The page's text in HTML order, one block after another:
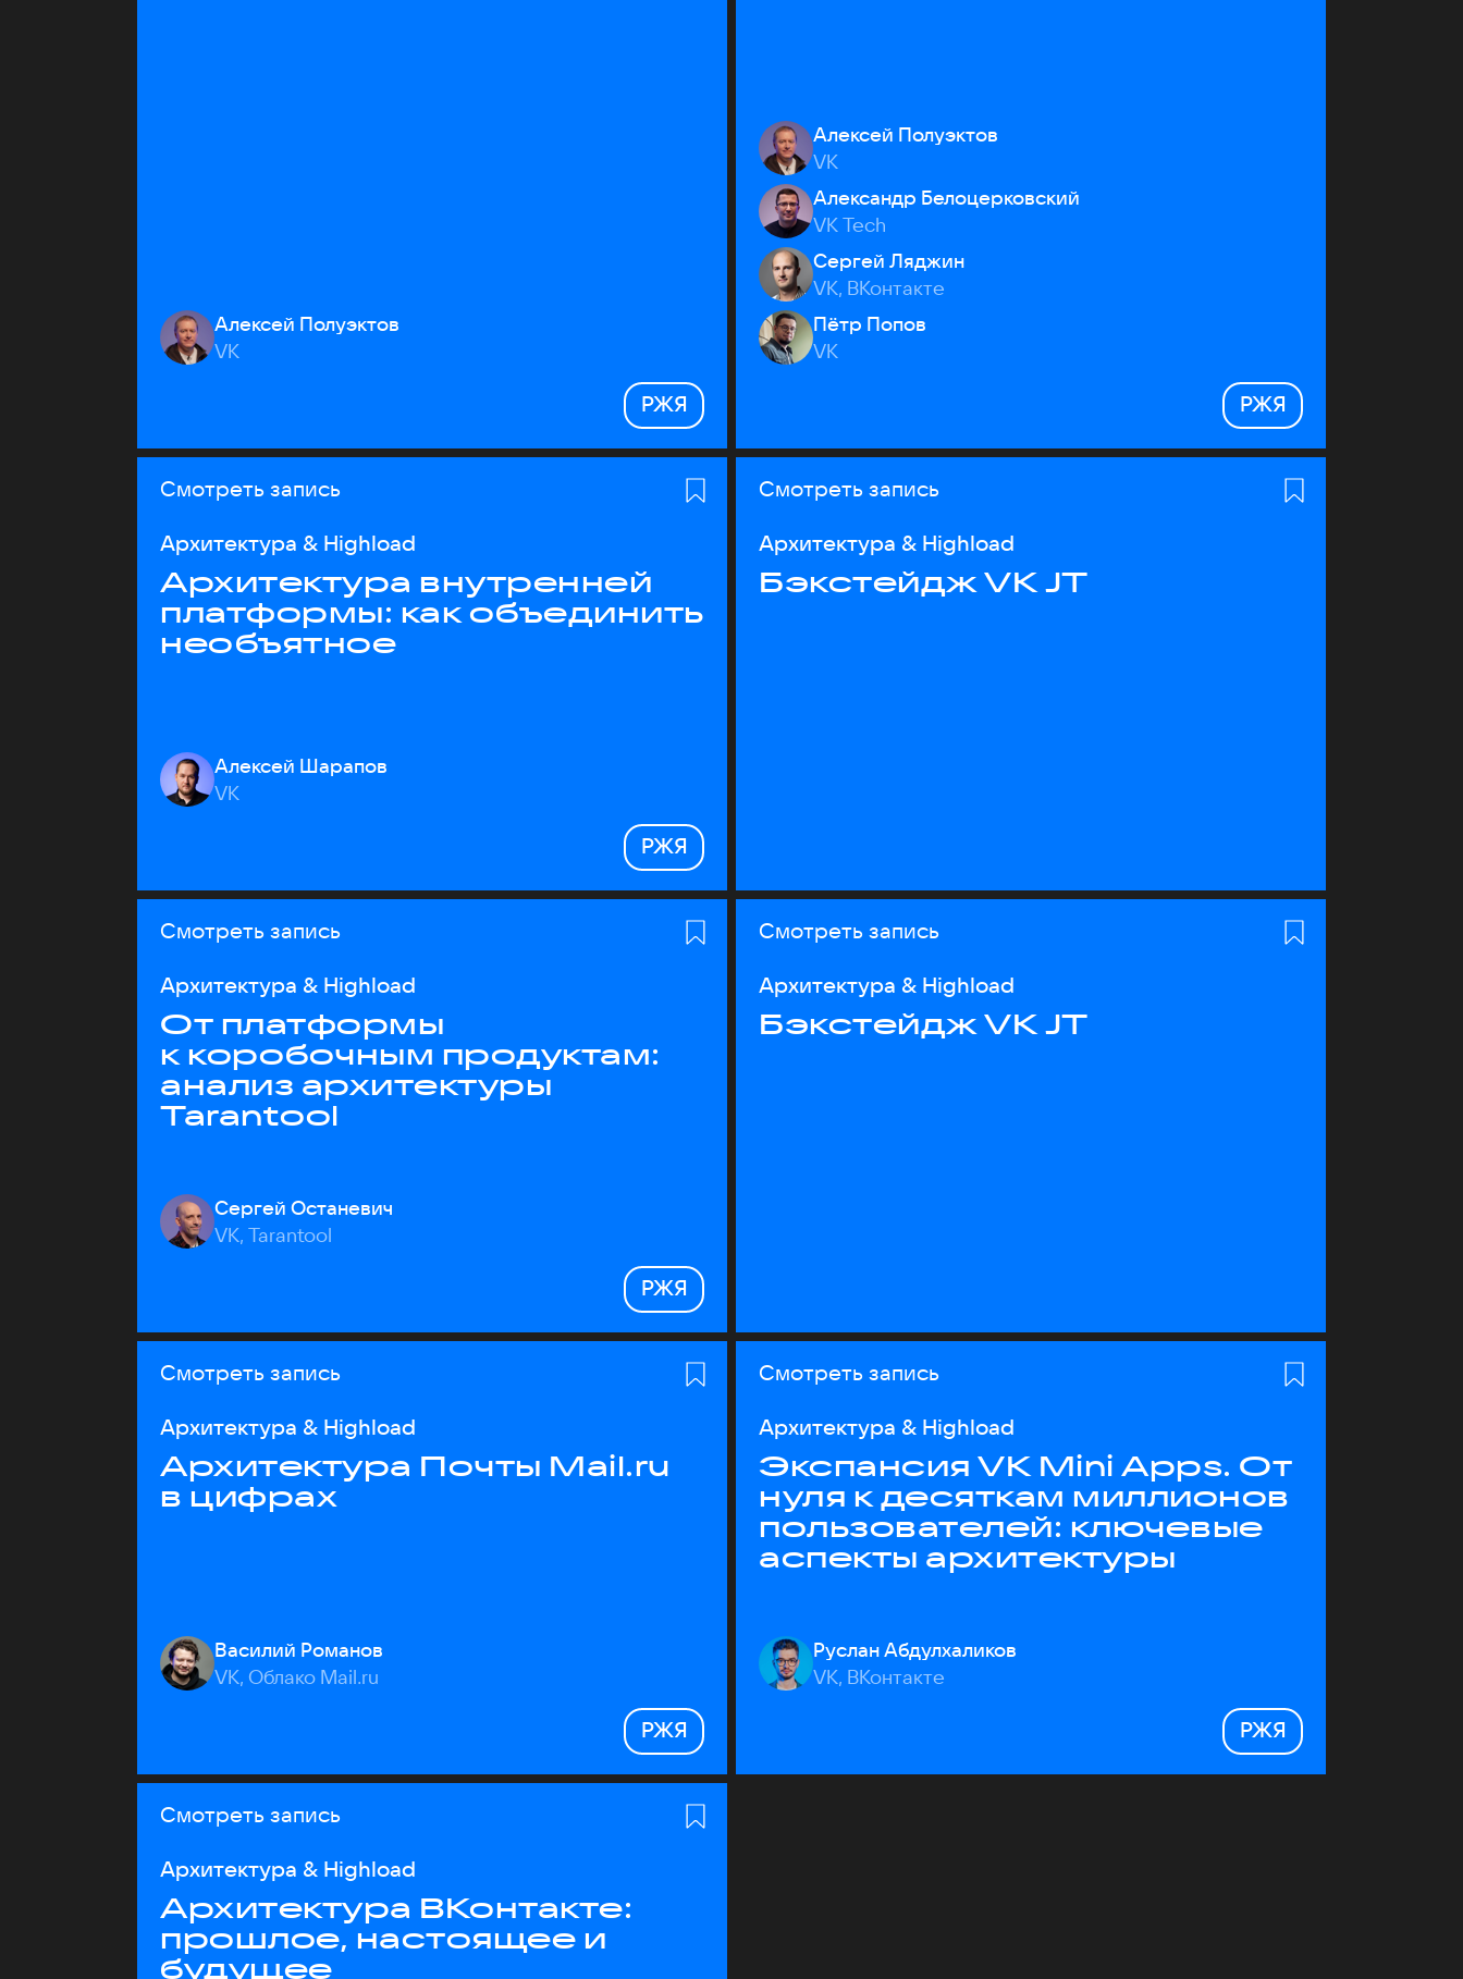
Алексей Полуэктов
VK
РЖЯ
Алексей Полуэктов
VK
Александр Белоцерковский
VK Tech
Сергей Ляджин
VK, ВКонтакте
Пётр Попов
VK
РЖЯ
Смотреть запись
Архитектура & Highload
Архитектура внутренней
платформы: как объединить
необъятное
Алексей Шарапов
VK
РЖЯ
Смотреть запись
Архитектура & Highload
Бэкстейдж VK JT
Смотреть запись
Архитектура & Highload
От платформы
к коробочным продуктам:
анализ архитектуры
Tarantool
Сергей Останевич
VK, Tarantool
РЖЯ
Смотреть запись
Архитектура & Highload
Бэкстейдж VK JT
Смотреть запись
Архитектура & Highload
Архитектура Почты Mail.ru
в цифрах
Василий Романов
VK, Облако Mail.ru
РЖЯ
Смотреть запись
Архитектура & Highload
Экспансия VK Mini Apps. От
нуля к десяткам миллионов
пользователей: ключевые
аспекты архитектуры
Руслан Абдулхаликов
VK, ВКонтакте
РЖЯ
Смотреть запись
Архитектура & Highload
Архитектура ВКонтакте:
прошлое, настоящее и
будущее